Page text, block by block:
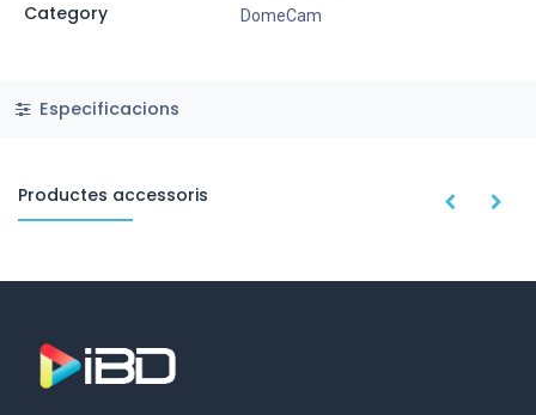
Category DomeCam
Especificacions
Productes accessoris